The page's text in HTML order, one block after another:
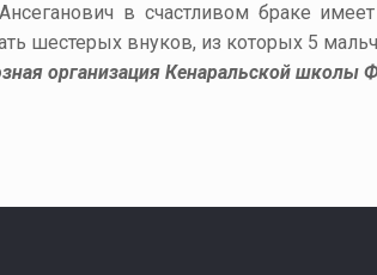
в счастливом браке
шестерых внуков, из которых 5
организация Кенаральской школы